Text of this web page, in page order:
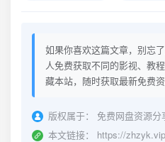
如果你喜欢这篇文章，别忘
人免费获取不同的影视、教
藏本站，随时获取最新免费资
版权属于：
免费网盘资源分
本文链接：
https://